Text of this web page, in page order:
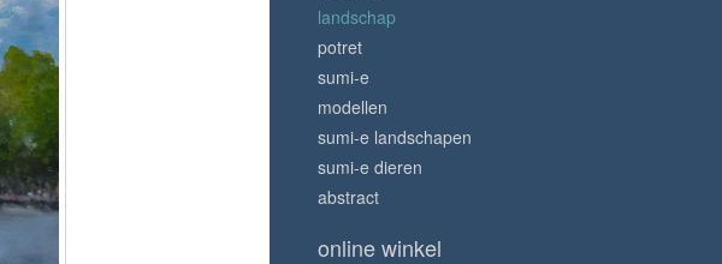
landschap
potret
sumi-e
modellen
sumi-e landschapen
sumi-e dieren
abstract
online winkel